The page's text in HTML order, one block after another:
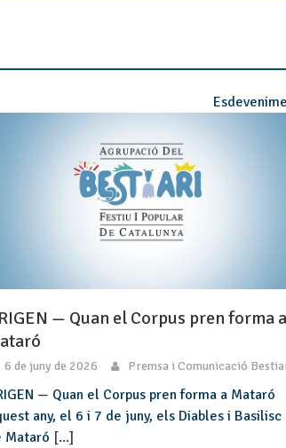
— Quan el Corpus pren forma a
6 de juny de 2026 Premsa i Comunicació
— Quan el Corpus pren forma a Mataró
any, el 6 i 7 de juny, els Diables i Basilisc
Mataró [...]